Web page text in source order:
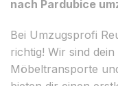
nach Pardubice
Bei Umzugsprofi
richtig! Wir sind
Möbeltransporte